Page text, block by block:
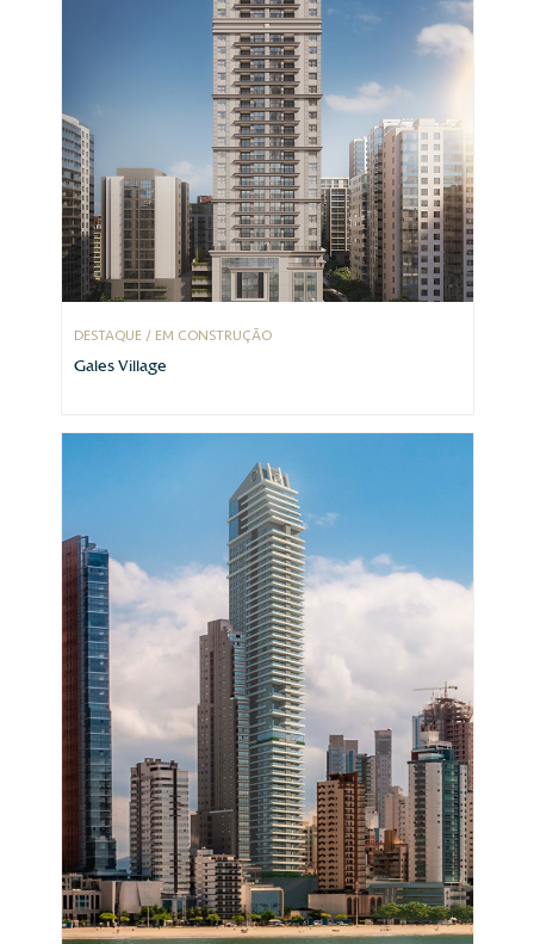
DESTAQUE / EM CONSTRUÇÃO
Gales Village